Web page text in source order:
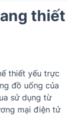
thiết
thiết yếu trực
đồ uống của
sử dụng từ
mại điện tử